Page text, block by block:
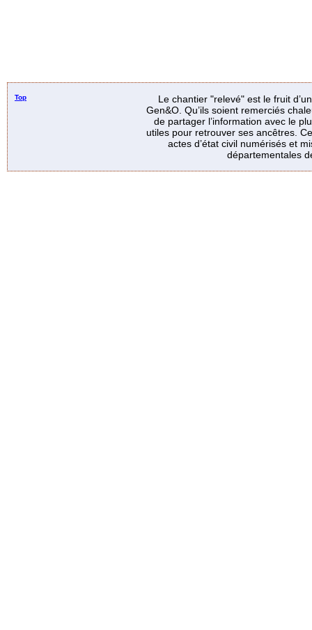
Top
Le chantier "relevé" est le fruit
Gen&O. Qu’ils soient remerciés
de partager l’information avec le
utiles pour retrouver ses ancêtres.
actes d’état civil numérisés et
départementales